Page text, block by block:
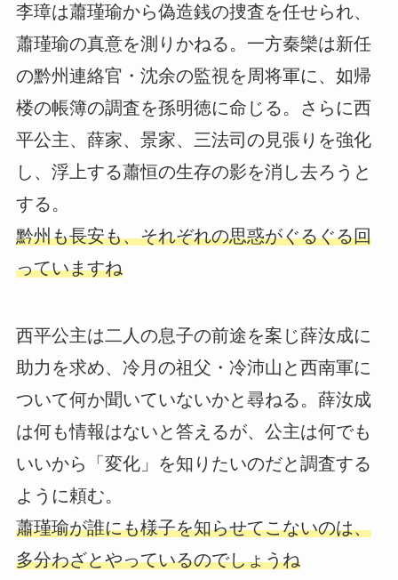
李璋は蕭瑾瑜から偽造銭の捜査を任せられ、
蕭瑾瑜の真意を測りかねる。一方秦欒は新任
の黔州連絡官・沈余の監視を周将軍に、如帰
楼の帳簿の調査を孫明徳に命じる。さらに西
平公主、薛家、景家、三法司の見張りを強化
し、浮上する蕭恒の生存の影を消し去ろうと
する。
黔州も長安も、それぞれの思惑がぐるぐる回
っていますね
西平公主は二人の息子の前途を案じ薛汝成に
助力を求め、冷月の祖父・冷沛山と西南軍に
ついて何か聞いていないかと尋ねる。薛汝成
は何も情報はないと答えるが、公主は何でも
いいから「変化」を知りたいのだと調査する
ように頼む。
蕭瑾瑜が誰にも様子を知らせてこないのは、
多分わざとやっているのでしょうね